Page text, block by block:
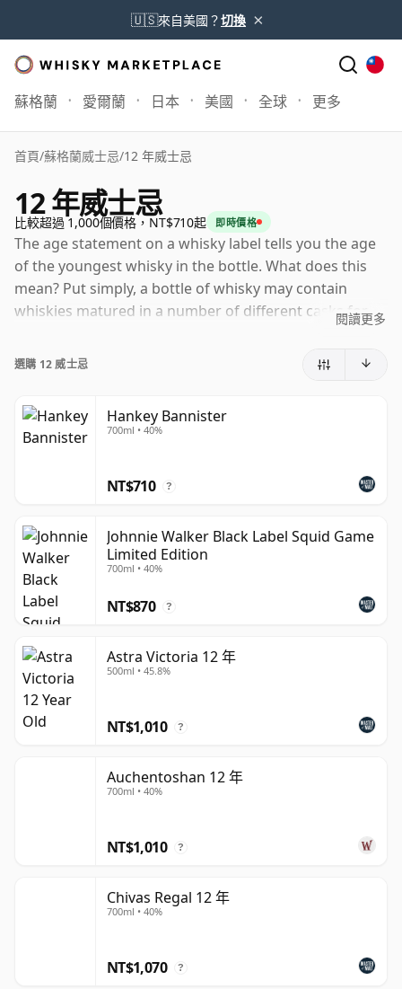
🇺🇸來自美國？切換 ×
蘇格蘭 愛爾蘭 日本 美國 全球 更多
首頁/蘇格蘭威士忌/12 年威士忌
12 年威士忌
比較超過 1,000個價格，NT$710起 即時價格
The age statement on a whisky label tells you the age
of the youngest whisky in the bottle. What does this
mean? Put simply, a bottle of whisky may contain
whiskies matured in a number of different casks for
whisky is 12 Years Old (or 十二 Years Old) then,
certain that none of the components are any younger
than 12 years.
unlike wine which continues to age in the bottle, so 十
considered 12 forever.
閱讀更多
選購 12 威士忌
Hankey Bannister
700ml • 40%
NT$710 ?
Johnnie Walker Black Label Squid Game
Limited Edition
700ml • 40%
NT$870 ?
Astra Victoria 12 年
500ml • 45.8%
NT$1,010 ?
Auchentoshan 12 年
700ml • 40%
NT$1,010 ?
Chivas Regal 12 年
700ml • 40%
NT$1,070 ?